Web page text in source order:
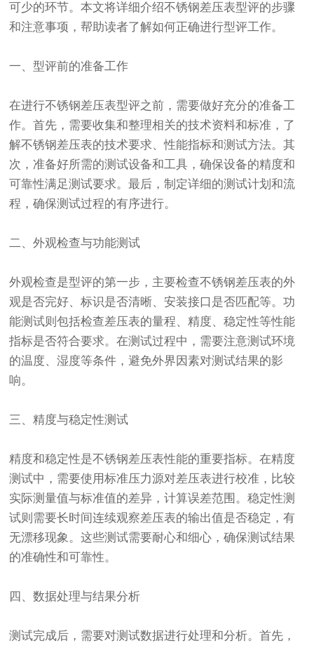
可少的环节。本文将详细介绍不锈钢差压表型评的步骤
和注意事项，帮助读者了解如何正确进行型评工作。
一、型评前的准备工作
在进行不锈钢差压表型评之前，需要做好充分的准备工
作。首先，需要收集和整理相关的技术资料和标准，了
解不锈钢差压表的技术要求、性能指标和测试方法。其
次，准备好所需的测试设备和工具，确保设备的精度和
可靠性满足测试要求。最后，制定详细的测试计划和流
程，确保测试过程的有序进行。
二、外观检查与功能测试
外观检查是型评的第一步，主要检查不锈钢差压表的外
观是否完好、标识是否清晰、安装接口是否匹配等。功
能测试则包括检查差压表的量程、精度、稳定性等性能
指标是否符合要求。在测试过程中，需要注意测试环境
的温度、湿度等条件，避免外界因素对测试结果的影
响。
三、精度与稳定性测试
精度和稳定性是不锈钢差压表性能的重要指标。在精度
测试中，需要使用标准压力源对差压表进行校准，比较
实际测量值与标准值的差异，计算误差范围。稳定性测
试则需要长时间连续观察差压表的输出值是否稳定，有
无漂移现象。这些测试需要耐心和细心，确保测试结果
的准确性和可靠性。
四、数据处理与结果分析
测试完成后，需要对测试数据进行处理和分析。首先，